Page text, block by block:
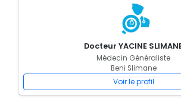
Docteur YACINE
Médecin Généraliste
Beni Slimane
Voir le profil